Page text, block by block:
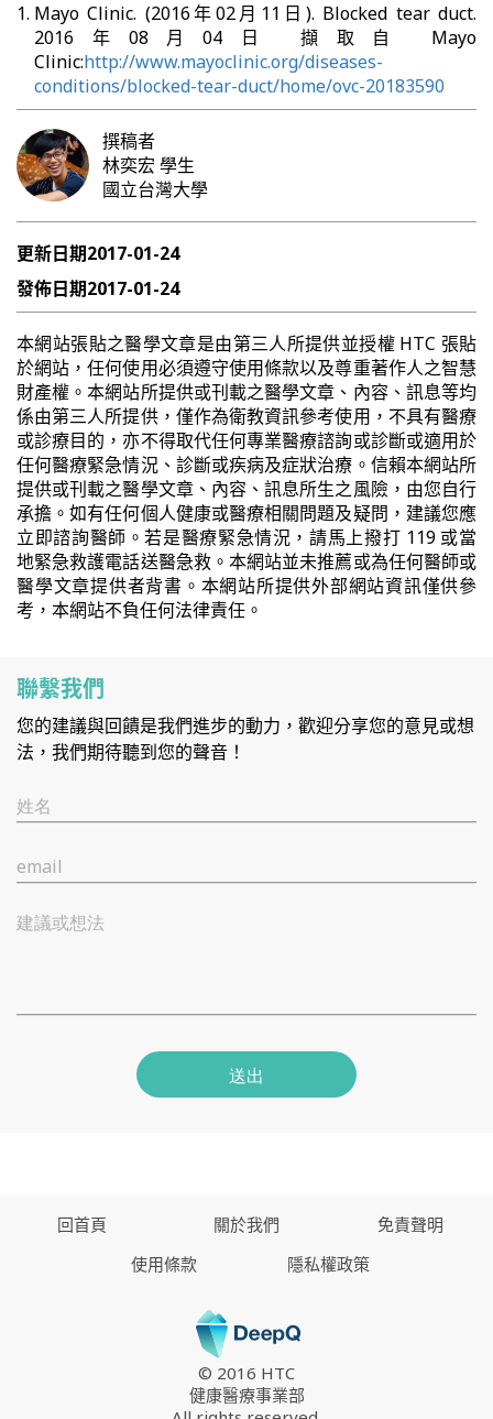
Mayo Clinic. (2016年02月11日). Blocked tear duct.
2016年08月04日 擷取自 Mayo
Clinic:http://www.mayoclinic.org/diseases-
conditions/blocked-tear-duct/home/ovc-20183590
撰稿者
林奕宏 學生
國立台灣大學
更新日期2017-01-24
發佈日期2017-01-24
本網站張貼之醫學文章是由第三人所提供並授權 HTC 張貼
於網站，任何使用必須遵守使用條款以及尊重著作人之智慧
財產權。本網站所提供或刊載之醫學文章、內容、訊息等均
係由第三人所提供，僅作為衛教資訊參考使用，不具有醫療
或診療目的，亦不得取代任何專業醫療諮詢或診斷或適用於
任何醫療緊急情況、診斷或疾病及症狀治療。信賴本網站所
提供或刊載之醫學文章、內容、訊息所生之風險，由您自行
承擔。如有任何個人健康或醫療相關問題及疑問，建議您應
立即諮詢醫師。若是醫療緊急情況，請馬上撥打 119 或當
地緊急救護電話送醫急救。本網站並未推薦或為任何醫師或
醫學文章提供者背書。本網站所提供外部網站資訊僅供參
考，本網站不負任何法律責任。
聯繫我們
您的建議與回饋是我們進步的動力，歡迎分享您的意見或想
法，我們期待聽到您的聲音！
姓名
email
建議或想法
送出
回首頁 關於我們
免責聲明
使用條款
隱私權政策
© 2016 HTC
健康醫療事業部